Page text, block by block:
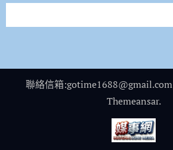
聯絡信箱:gotime1688@gmail.com
Themeansar.